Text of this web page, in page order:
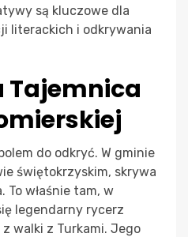
są kluczowe dla
literackich i odkrywania
Tajemnica
do odkryć. W gminie
świętokrzyskim, skrywa
To właśnie tam, w
legendarny rycerz
z walki z Turkami. Jego